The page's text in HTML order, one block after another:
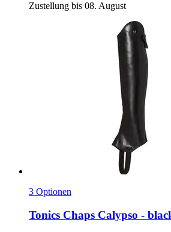
Zustellung bis 08. August
3 Optionen
Tonics Chaps Calypso -​